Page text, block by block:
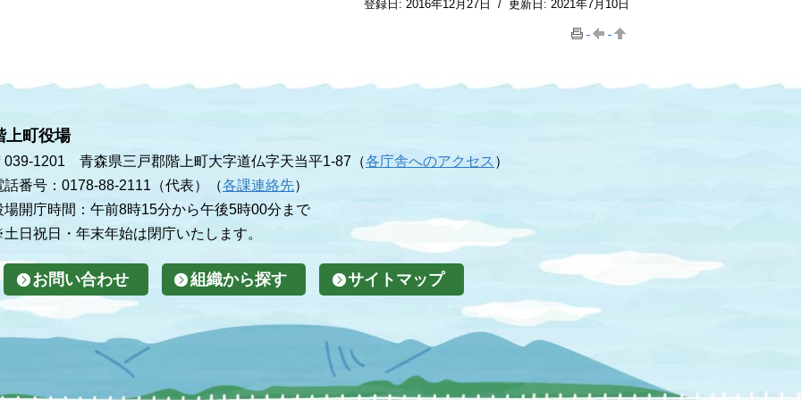
登録日: 2016年12月27日 / 更新日: 2021年7月10日
上町役場
039-1201 青森県三戸郡階上町大字道仏字天当平1-87（各庁舎へのアクセス ）
話番号：0178-88-2111（代表）（各課連絡先）
場開庁時間：午前8時15分から午後5時00分まで
日祝日・年末年始は閉庁いたします。
お問い合わせ 組織から探す サイトマップ